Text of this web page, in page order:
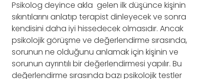
Psikolog deyince akla gelen ilk düşünce kişinin
sıkıntılarını anlatıp terapist dinleyecek ve sonra
kendisini daha iyi hissedecek olmasıdır. Ancak
psikolojik görüşme ve değerlendirme sırasında,
sorunun ne olduğunu anlamak için kişinin ve
sorunun ayrıntılı bir değerlendirmesi yapılır. Bu
değerlendirme sırasında bazı psikolojik testler